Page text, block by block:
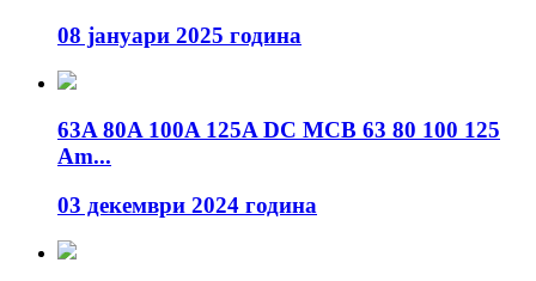
08 јануари 2025 година
63A 80A 100A 125A DC MCB 63 80 100 125
Am...
03 декември 2024 година